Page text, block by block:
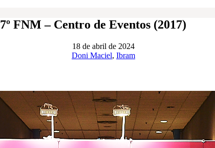
7º FNM – Centro de Eventos (2017)
18 de abril de 2024
Doni Maciel, Ibram